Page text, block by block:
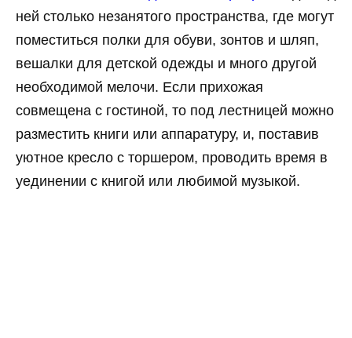
ней столько незанятого пространства, где могут
поместиться полки для обуви, зонтов и шляп,
вешалки для детской одежды и много другой
необходимой мелочи. Если прихожая
совмещена с гостиной, то под лестницей можно
разместить книги или аппаратуру, и, поставив
уютное кресло с торшером, проводить время в
уединении с книгой или любимой музыкой.